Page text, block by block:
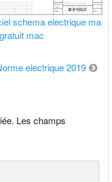
schema electrique ma
mac
electrique 2019
Les champs